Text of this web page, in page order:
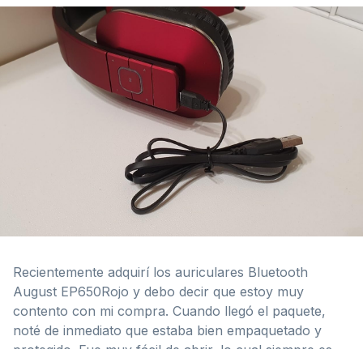
Recientemente adquirí los auriculares Bluetooth
August EP650Rojo y debo decir que estoy muy
contento con mi compra. Cuando llegó el paquete,
noté de inmediato que estaba bien empaquetado y